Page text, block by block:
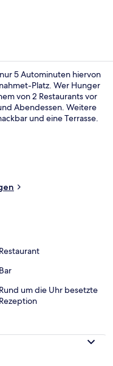
5 Autominuten hiervon
Platz. Wer Hunger
von 2 Restaurants vor
Abendessen. Weitere
und eine Terrasse.
man 3 Minuten (U-Bahn-
Station Laleli-
Restaurant
Bar
Rund um die Uhr besetzte
Rezeption